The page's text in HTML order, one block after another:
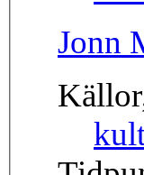
Jonn